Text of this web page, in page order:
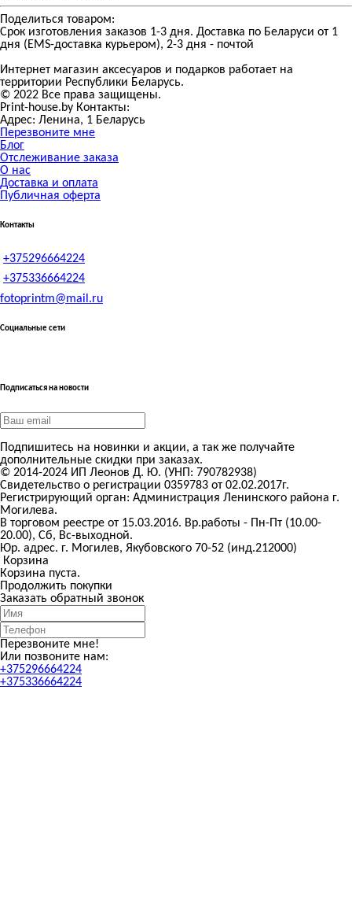
Поделиться товаром:
Срок изготовления заказов 1-3 дня. Доставка по Беларуси от 1
дня (EMS-доставка курьером), 2-3 дня - почтой
Интернет магазин аксесуаров и подарков работает на
территории Реcпублики Беларусь.
© 2022 Все права защищены.
Print-house.by Контакты:
Адрес: Ленина, 1 Беларусь
Перезвоните мне
Блог
Отслеживание заказа
О нас
Доставка и оплата
Публичная оферта
Контакты
+375296664224
+375336664224
fotoprintm@mail.ru
Социальные сети
Подписаться на новости
Подпишитесь на новинки и акции, а так же получайте
дополнительные скидки при заказах.
© 2014-2024 ИП Леонов Д. Ю. (УНП: 790782938)
Свидетельство о регистрации 0359783 от 02.02.2017г.
Регистрирующий орган: Администрация Ленинского района г.
Могилева.
В торговом реестре от 15.03.2016. Вр.работы - Пн-Пт (10.00-
20.00), Сб, Вс-выходной.
Юр. адрес. г. Могилев, Якубовского 70-52 (инд.212000)
Корзина
Корзина пуста.
Продолжить покупки
Заказать обратный звонок
Перезвоните мне!
Или позвоните нам:
+375296664224
+375336664224